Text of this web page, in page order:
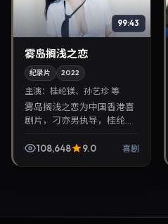
99:43
雾岛搁浅之恋
纪录片 2022
主演： 桂纶镁、孙艺珍 等
雾岛搁浅之恋为中国香港喜
剧片，刁亦男执导，桂纶
年4月17日首映，讲述人性抉
108,648 9.0 喜剧